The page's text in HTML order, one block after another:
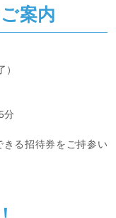
案内
分
きる招待券をご持参い